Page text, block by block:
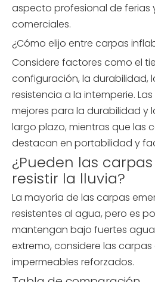
aspecto profesional de ferias
comerciales.
¿Cómo elijo entre carpas
Considere factores como el
configuración, la durabilidad,
resistencia a la intemperie.
mejores para la durabilidad y
largo plazo, mientras que las
destacan en portabilidad y
¿Pueden las
resistir la lluvia?
La mayoría de las carpas
resistentes al agua, pero es
mantengan bajo fuertes
extremo, considere las
impermeables reforzados.